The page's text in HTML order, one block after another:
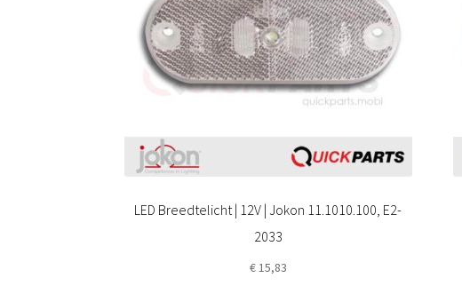
LED Breedtelicht | 12V | Jokon 11.1010.100, E2-
2033
€15,83